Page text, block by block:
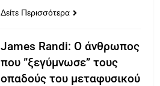
Δείτε Περισσότερα
James Randi: Ο άνθρωπος
που ”ξεγύμνωσε” τους
οπαδούς του μεταφυσικού